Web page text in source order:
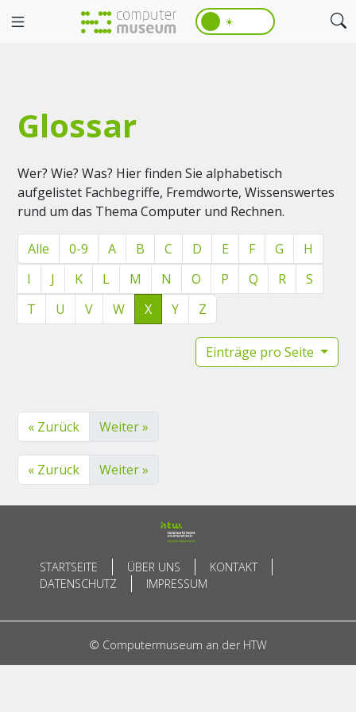
☀️
Glossar
Wer? Wie? Was? Hier finden Sie alphabetisch
aufgelistet Fachbegriffe, Fremdworte, Wissenswertes
rund um das Thema Computer und Rechnen.
Alle 0-9 A B C D E F G
H
I
J K L M N O P Q R
S
T
U V W X Y Z
Einträge pro Seite
« Zurück Weiter »
« Zurück Weiter »
STARTSEITE ÜBER UNS
KONTAKT
DATENSCHUTZ
IMPRESSUM
© Computermuseum an der HTW